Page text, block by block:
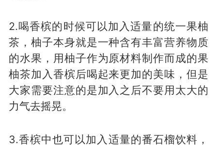
2.喝香槟的时候可以加入适量的统一果柚
茶，柚子本身就是一种含有丰富营养物质
的水果，用柚子作为原材料制作而成的果
柚茶加入香槟后喝起来更加的美味，但是
大家需要注意的是加入之后不要用太大的
力气去摇晃。
3.香槟中也可以加入适量的番石榴饮料，